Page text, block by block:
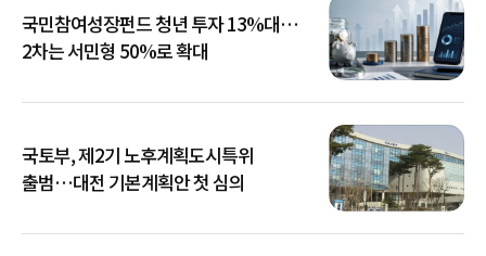
국민참여성장펀드 청년 투자 13%대…
2차는 서민형 50%로 확대
국토부, 제2기 노후계획도시특위
출범…대전 기본계획안 첫 심의